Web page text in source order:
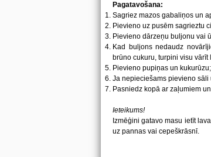
Pagatavošana:
Sagriez mazos gabaliņos un
Pievieno uz pusēm sagrieztu
Pievieno dārzeņu buljonu vai
Kad buljons nedaudz
brūno cukuru, turpini visu
Pievieno pupiņas un kukurūzu;
Ja nepieciešams pievieno
Pasniedz kopā ar zaļumiem
Ieteikums!
Izmēģini gatavo masu ietīt
uz pannas vai cepeškrāsnī.